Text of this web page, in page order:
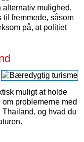
mulighed,
til fremmede, såsom
på, at politiet
muligt at holde
problemerne med
og hvad du